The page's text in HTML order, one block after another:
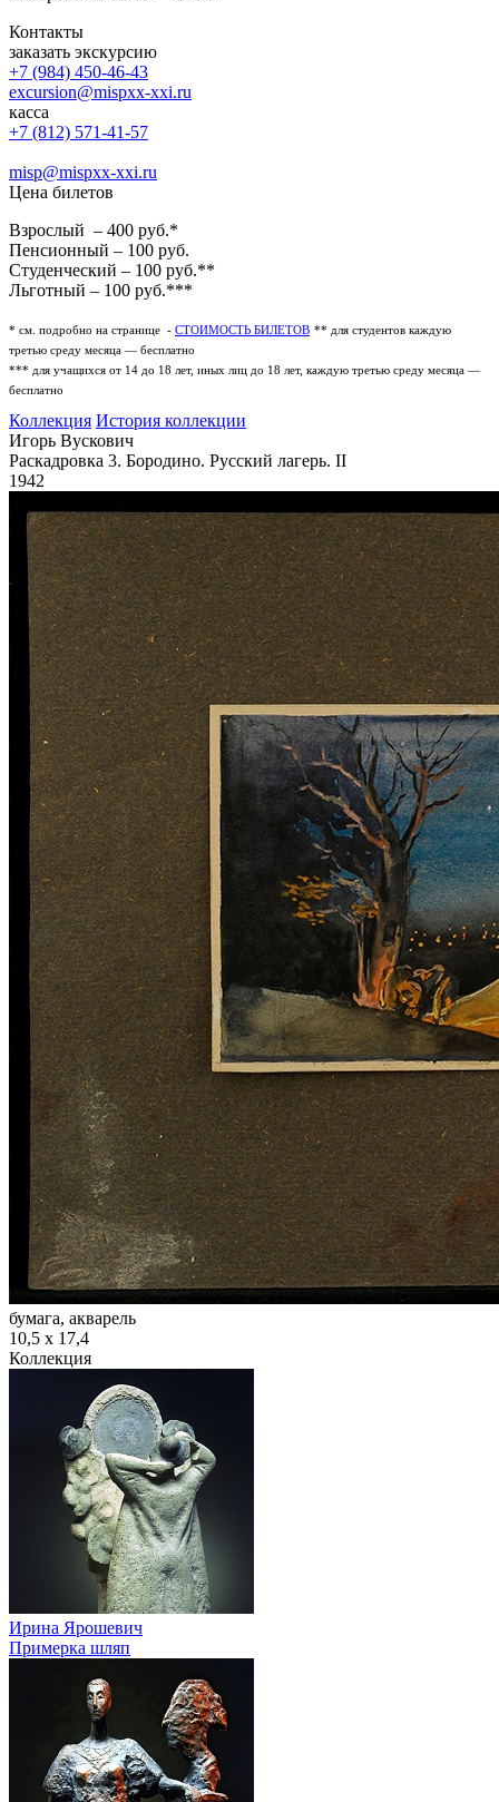
Контакты
заказать экскурсию
+7 (984) 450-46-43
excursion@mispxx-xxi.ru
касса
+7 (812) 571-41-57
misp@mispxx-xxi.ru
Цена билетов
Взрослый – 400 руб.*
Пенсионный – 100 руб.
Студенческий – 100 руб.**
Льготный – 100 руб.***
* см. подробно на странице - СТОИМОСТЬ БИЛЕТОВ ** для студентов каждую
третью среду месяца — бесплатно
*** для учащихся от 14 до 18 лет, иных лиц до 18 лет, каждую третью среду месяца —
бесплатно
Коллекция История коллекции
Игорь Вускович
Раскадровка 3. Бородино. Русский лагерь. II
1942
бумага, акварель
10,5 х 17,4
Коллекция
Ирина Ярошевич
Примерка шляп